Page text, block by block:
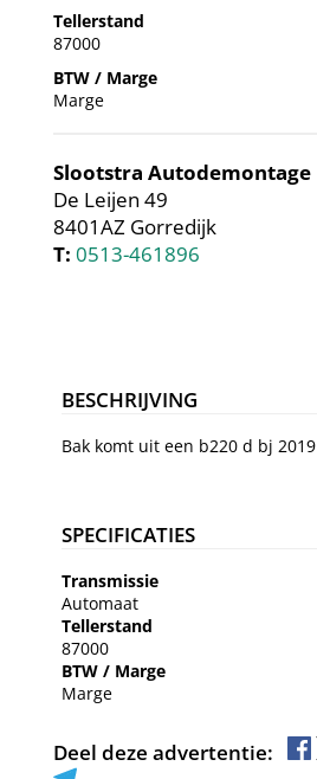
Tellerstand
87000
BTW / Marge
Marge
Slootstra Autodemontage
De Leijen 49
8401AZ Gorredijk
T: 0513-461896
BESCHRIJVING
Bak komt uit een b220 d bj 2019
SPECIFICATIES
Transmissie
Automaat
Tellerstand
87000
BTW / Marge
Marge
Deel deze advertentie: